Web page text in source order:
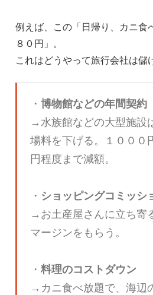
例えば、この「日帰り、カニ食
８０円」。
これはどうやって旅行会社は儲
・ 博物館などの年間契約
→水族館などの大型施設
場料を下げる。１０００
円程度まで減額。
・ ショッピングコミッシ
→お土産屋さんに立ち寄
マージンをもらう。
・ 料理のコストダウン
→カニ食べ放題で、海辺